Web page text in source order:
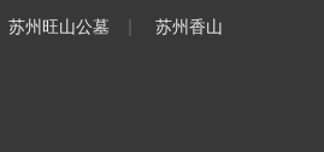
苏州旺山公墓 |
苏州香山